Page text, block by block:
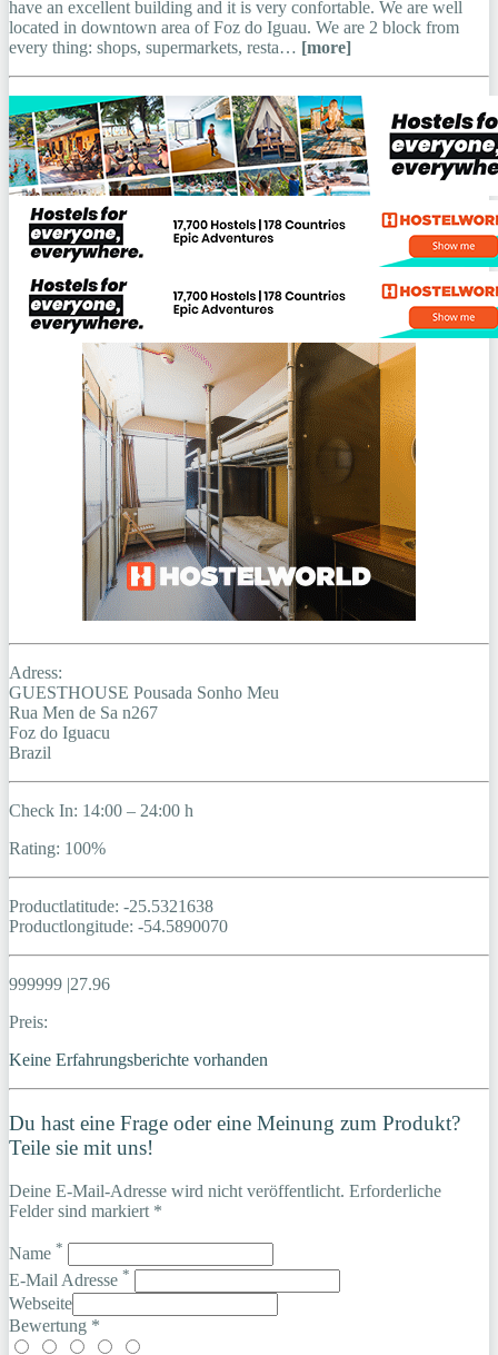
have an excellent building and it is very confortable. We are well
located in downtown area of Foz do Iguau. We are 2 block from
every thing: shops, supermarkets, resta… [more]
Adress:
GUESTHOUSE Pousada Sonho Meu
Rua Men de Sa n267
Foz do Iguacu
Brazil
Check In: 14:00 – 24:00 h
Rating: 100%
Productlatitude: -25.5321638
Productlongitude: -54.5890070
999999 |27.96
Preis:
Keine Erfahrungsberichte vorhanden
Du hast eine Frage oder eine Meinung zum Produkt?
Teile sie mit uns!
Deine E-Mail-Adresse wird nicht veröffentlicht. Erforderliche
Felder sind markiert *
Name *
E-Mail Adresse *
Webseite
Bewertung *